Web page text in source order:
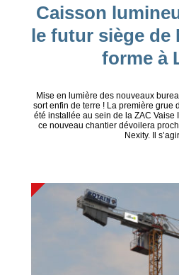
Caisson
le futur siège de
forme à
Mise en lumière des nouveaux
sort enfin de terre ! La première grue
été installée au sein de la ZAC Vaise
ce nouveau chantier dévoilera
Nexity. Il